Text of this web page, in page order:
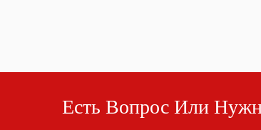
Есть Вопрос Или